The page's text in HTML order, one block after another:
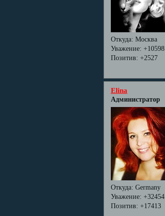
Откуда: Москва
Уважение: +10598
Позитив: +2527
Elina
Администратор
Откуда: Germany
Уважение: +32454
Позитив: +17413